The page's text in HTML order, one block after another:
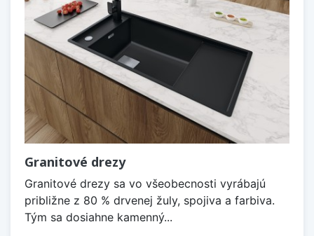
Granitové drezy
Granitové drezy sa vo všeobecnosti vyrábajú
približne z 80 % drvenej žuly, spojiva a farbiva.
Tým sa dosiahne kamenný...